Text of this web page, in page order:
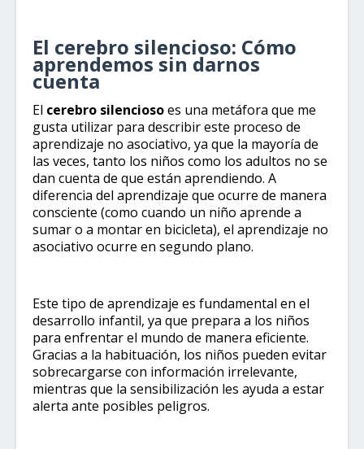
El cerebro silencioso: Cómo
aprendemos sin darnos
cuenta
El cerebro silenciosoes una metáfora que me
gusta utilizar para describir este proceso de
aprendizaje no asociativo, ya que la mayoría de
las veces, tanto los niños como los adultos no se
dan cuenta de que están aprendiendo. A
diferencia del aprendizaje que ocurre de manera
consciente (como cuando un niño aprende a
sumar o a montar en bicicleta), el aprendizaje no
asociativo ocurre en segundo plano.
Este tipo de aprendizaje es fundamental en el
desarrollo infantil, ya que prepara a los niños
para enfrentar el mundo de manera eficiente.
Gracias a la habituación, los niños pueden evitar
sobrecargarse con información irrelevante,
mientras que la sensibilización les ayuda a estar
alerta ante posibles peligros.